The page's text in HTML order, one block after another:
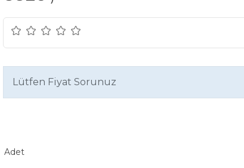
Lütfen Fiyat Sorunuz
Adet